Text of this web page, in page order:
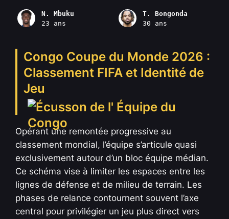
N. Mbuku
23 ans
T. Bongonda
30 ans
Congo Coupe du Monde 2026 :
Classement FIFA et Identité de
Jeu
Opérant une remontée progressive au
classement mondial, l’équipe s’articule quasi
exclusivement autour d’un bloc équipe médian.
Ce schéma vise à limiter les espaces entre les
lignes de défense et de milieu de terrain. Les
phases de relance contournent souvent l’axe
central pour privilégier un jeu plus direct vers